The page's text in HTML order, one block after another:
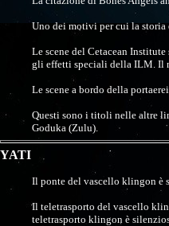
Uno dei motivi per cui la storia
Le scene del Cetacean
gli effetti speciali della ILM. Il
Le scene a bordo della
Questi sono i titoli nelle altre
Goduka (Zulu).
YATI
Il ponte del vascello klingon è
Il teletrasporto del vascello
teletrasporto klingon è